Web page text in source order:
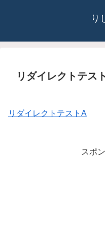
り
リダイレクトテスト
リダイレクトテストA
スポ